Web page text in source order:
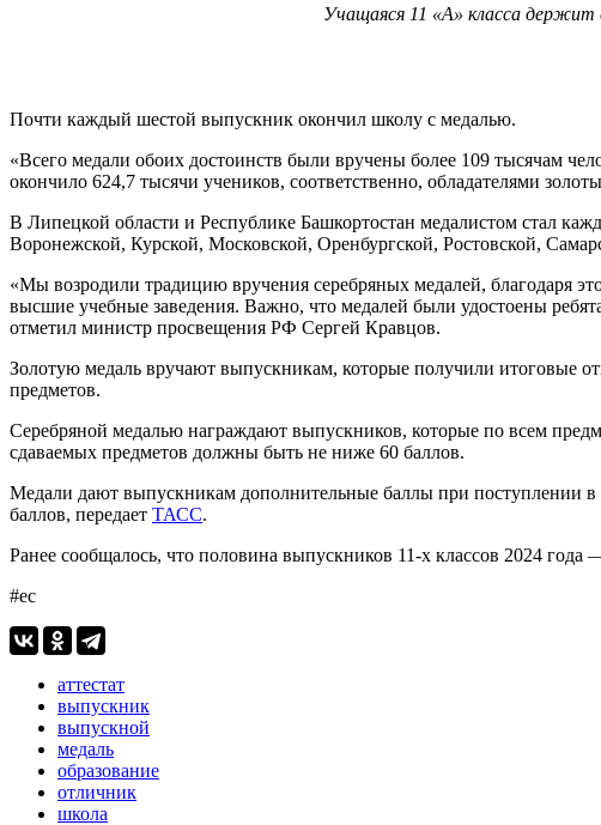
Учащаяся 11 «А» класса
Почти каждый шестой выпускник окончил школу с медалью.
«Всего медали обоих достоинств были вручены более 109 тысячам
окончило 624,7 тысячи учеников, соответственно, обладателями
В Липецкой области и Республике Башкортостан медалистом стал
Воронежской, Курской, Московской, Оренбургской, Ростовской,
«Мы возродили традицию вручения серебряных медалей, благодаря
высшие учебные заведения. Важно, что медалей были удостоены
отметил министр просвещения РФ Сергей Кравцов.
Золотую медаль вручают выпускникам, которые получили итоговые
предметов.
Серебряной медалью награждают выпускников, которые по всем
сдаваемых предметов должны быть не ниже 60 баллов.
Медали дают выпускникам дополнительные баллы при поступлении
баллов, передает ТАСС.
Ранее сообщалось, что половина выпускников 11-х классов 2024
#ес
аттестат
выпускник
выпускной
медаль
образование
отличник
школа